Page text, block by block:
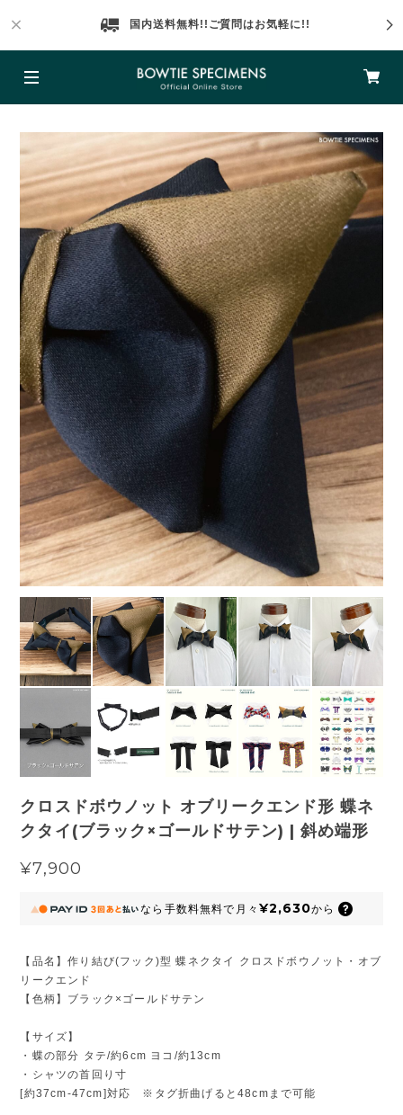
国内送料無料!!ご質問はお気軽に!!
クロスドボウノット オブリークエンド形 蝶ネ
クタイ(ブラック×ゴールドサテン) | 斜め端形
¥7,900
なら 手数料無料で 月々 ¥2,630から
【品名】作り結び(フック)型 蝶ネクタイ クロスドボウノット・オブ
リークエンド
【色柄】ブラック×ゴールドサテン
【サイズ】
・蝶の部分 タテ/約6cm ヨコ/約13cm
・シャツの首回り寸
[約37cm-47cm]対応 ※タグ折曲げると48cmまで可能